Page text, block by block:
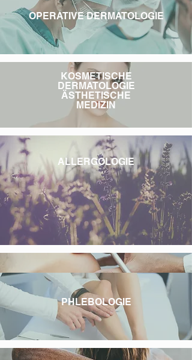
OPERATIVE DERMATOLOGIE
KOSMETISCHE
DERMATOLOGIE
ÄSTHETISCHE
MEDIZIN
ALLERGOLOGIE
PHOTODYNAMISCHE
THERAPIE
PHLEBOLOGIE